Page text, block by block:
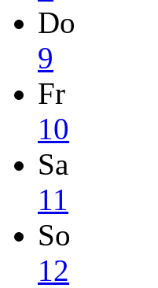
Do
9
Fr
10
Sa
11
So
12